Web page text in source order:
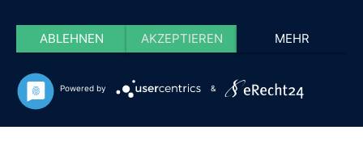
ABLEHNEN AKZEPTIEREN MEHR
Powered by &